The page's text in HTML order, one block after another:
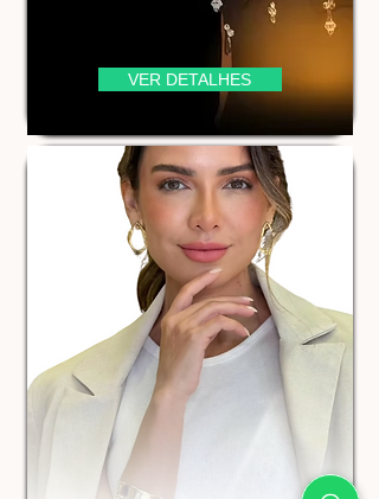
VER DETALHES